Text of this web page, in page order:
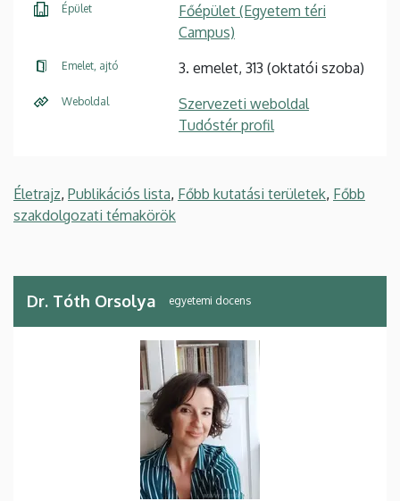
Épület
Főépület (Egyetem téri
Campus)
Emelet, ajtó 3. emelet, 313 (oktatói szoba)
Weboldal
Szervezeti weboldal
Tudóstér profil
Életrajz, Publikációs lista, Főbb kutatási területek, Főbb
szakdolgozati témakörök
Dr. Tóth Orsolya egyetemi docens